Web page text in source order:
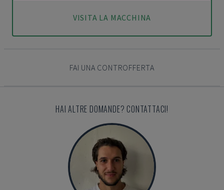
VISITA LA MACCHINA
FAI UNA CONTROFFERTA
HAI ALTRE DOMANDE? CONTATTACI!